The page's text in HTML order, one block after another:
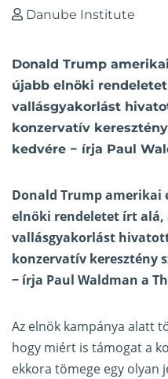
Danube Institute
Donald Trump
újabb elnöki
vallásgyakorlást
konzervatív
kedvére − írja Paul
Donald Trump amerikai
elnöki rendeletet írt alá,
vallásgyakorlást
konzervatív keresztény
− írja Paul Waldman a
Az elnök kampánya alatt
hogy miért is támogat a
ekkora tömege egy olyan